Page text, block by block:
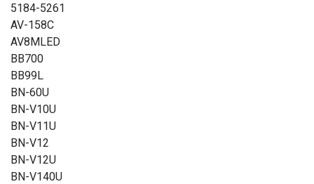
5184-5261
AV-158C
AV8MLED
BB700
BB99L
BN-60U
BN-V10U
BN-V11U
BN-V12
BN-V12U
BN-V140U